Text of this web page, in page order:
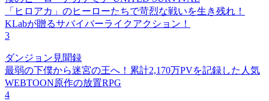
「ヒロアカ」のヒーローたちで苛烈な戦いを生き残れ！
KLabが贈るサバイバーライクアクション！
3
ダンジョン見聞録
最弱の下僕から迷宮の王へ！累計2,170万PVを記録した人気
WEBTOON原作の放置RPG
4